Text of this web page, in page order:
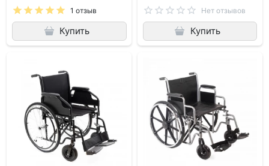
1 отзыв
Купить
Нет отзывов
Купить